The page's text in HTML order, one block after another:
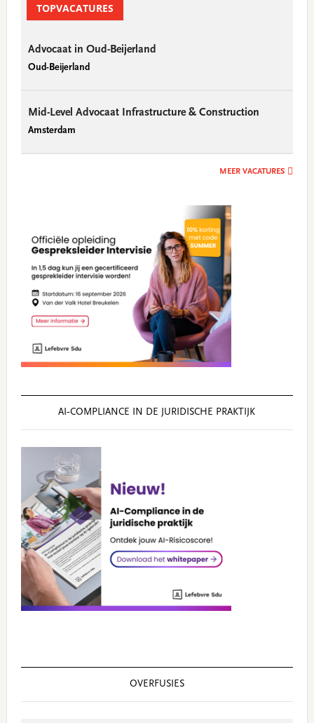
TOPVACATURES
Advocaat in Oud-Beijerland
Oud-Beijerland
Mid-Level Advocaat Infrastructure & Construction
Amsterdam
MEER VACATURES
AI‑COMPLIANCE IN DE JURIDISCHE PRAKTIJK
OVERFUSIES